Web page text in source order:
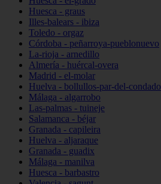
Huesca - graus
Illes-balears - ibiza
Toledo - orgaz
Córdoba - peñarroya-pueblonuevo
La-rioja - arnedillo
Almería - huércal-overa
Madrid - el-molar
Huelva - bollullos-par-del-condado
Málaga - algarrobo
Las-palmas - tuineje
Salamanca - béjar
Granada - capileira
Huelva - aljaraque
Granada - guadix
Málaga - manilva
Huesca - barbastro